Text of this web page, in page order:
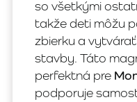
so všetkými
takže deti môžu
zbierku a
stavby. Táto
perfektná pre
podporuje